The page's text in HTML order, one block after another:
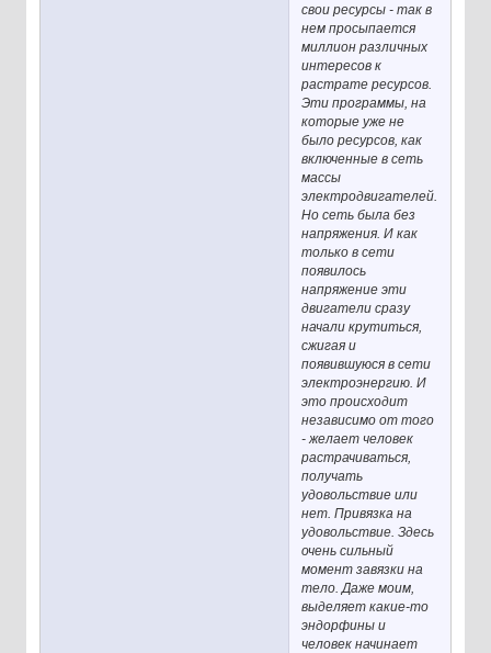
свои ресурсы - так в
нем просыпается
миллион различных
интересов к
растрате ресурсов.
Эти программы, на
которые уже не
было ресурсов, как
включенные в сеть
массы
электродвигателей.
Но сеть была без
напряжения. И как
только в сети
появилось
напряжение эти
двигатели сразу
начали крутиться,
сжигая и
появившуюся в сети
электроэнергию. И
это происходит
независимо от того
- желает человек
растрачиваться,
получать
удовольствие или
нет. Привязка на
удовольствие. Здесь
очень сильный
момент завязки на
тело. Даже моим,
выделяет какие-то
эндорфины и
человек начинает